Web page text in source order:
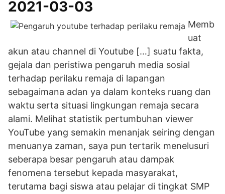
2021-03-03
Memb
uat
akun atau channel di Youtube […] suatu fakta,
gejala dan peristiwa pengaruh media sosial
terhadap perilaku remaja di lapangan
sebagaimana adan ya dalam konteks ruang dan
waktu serta situasi lingkungan remaja secara
alami. Melihat statistik pertumbuhan viewer
YouTube yang semakin menanjak seiring dengan
menuanya zaman, saya pun tertarik menelusuri
seberapa besar pengaruh atau dampak
fenomena tersebut kepada masyarakat,
terutama bagi siswa atau pelajar di tingkat SMP